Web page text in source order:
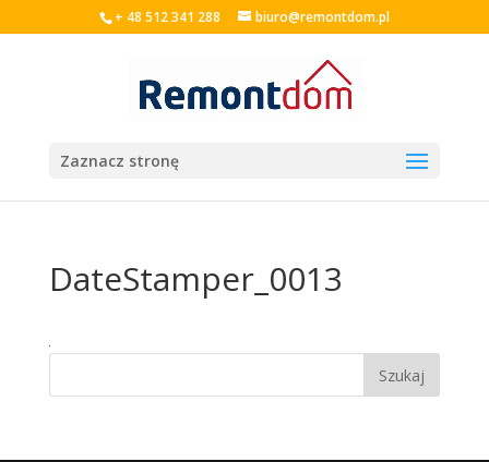
+ 48 512 341 288 biuro@remontdom.pl
Zaznacz stronę
DateStamper_0013